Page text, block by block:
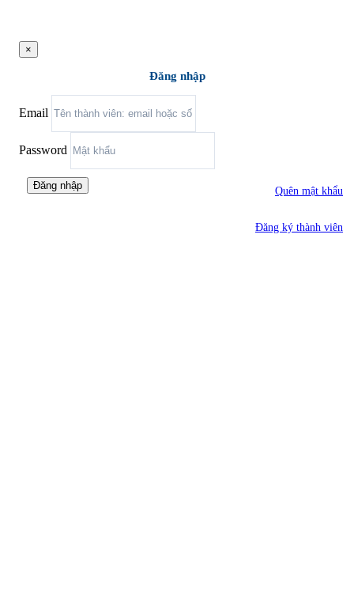
×
Đăng nhập
Email
Password
Đăng nhập Quên mật khẩu
Đăng ký thành viên